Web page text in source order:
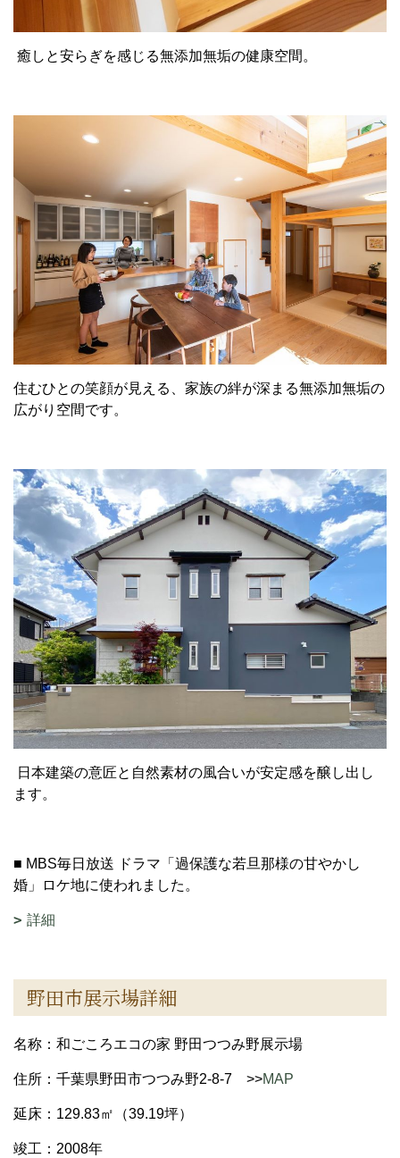
癒しと安らぎを感じる無添加無垢の健康空間。
住むひとの笑顔が見える、家族の絆が深まる無添加無垢の
広がり空間です。
日本建築の意匠と自然素材の風合いが安定感を醸し出し
ます。
■ MBS毎日放送 ドラマ「過保護な若旦那様の甘やかし
婚」ロケ地に使われました。
詳細
野田市展示場詳細
名称：和ごころエコの家 野田つつみ野展示場
住所：千葉県野田市つつみ野2-8-7 >>MAP
延床：129.83㎡（39.19坪）
竣工：2008年